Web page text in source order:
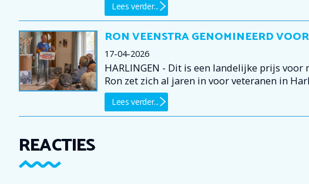
Lees verder...
RON VEENSTRA GENOMINEERD
17-04-2026
HARLINGEN - Dit is een landelijke prijs
Ron zet zich al jaren in voor veteranen in
Lees verder...
REACTIES